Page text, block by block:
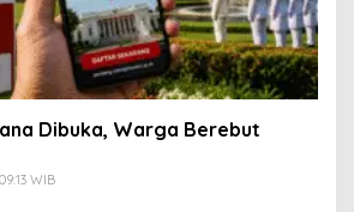
Dibuka, Warga Berebut
WIB